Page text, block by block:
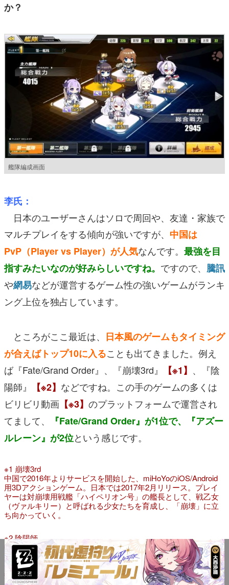
か？
艦隊編成画面
李氏：
日本のユーザーさんはソロで周回や、友達・家族で
マルチプレイをする傾向が強いですが、 中国は
PvP（Player vs Player）が人気なんです。 最強を目
指すみたいなのが好みらしいですね。 ですので、 騰訊
や網易などが運営するゲーム性の強いゲームがランキ
ング上位を独占しています。
ところがここ最近は、 日本風のゲームもタイミング
が合えばトップ10に入ることも出てきました。例え
ば『Fate/Grand Order』、『崩壊3rd』
【※1】 、『陰
陽師』
【※2】 などですね。この手のゲームの多くは
ビリビリ動画 【※3】 のプラットフォームで運営され
てまして、
『Fate/Grand Order』が1位で、『アズー
ルレーン』が2位という感じです。
※1 崩壊3rd
中国で2016年よりサービスを開始した、miHoYoのiOS/Android
用3Dアクションゲーム。日本では2017年2月リリース。プレイ
ヤーは対崩壊用戦艦「ハイペリオン号」の艦長として、戦乙女
（ヴァルキリー）と呼ばれる少女たちを育成し、「崩壊」に立
ち向かっていく。
※2 陰陽師
中国で2016年よりサービスを開始した、網易のiOS/Android用
RPG。中国版でも日本の声優が起用されている。平安時代がモ
チーフになっており、安倍晴明や源博雅といった人物の他、多
数の式神が登場。日本では2017年2月にリリースされた。